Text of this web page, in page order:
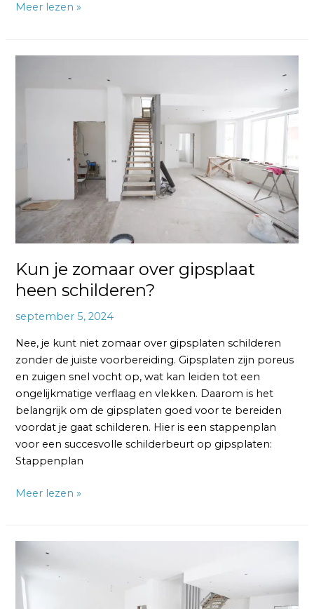
Meer lezen »
Kun je zomaar over gipsplaat
heen schilderen?
september 5, 2024
Nee, je kunt niet zomaar over gipsplaten schilderen
zonder de juiste voorbereiding. Gipsplaten zijn poreus
en zuigen snel vocht op, wat kan leiden tot een
ongelijkmatige verflaag en vlekken. Daarom is het
belangrijk om de gipsplaten goed voor te bereiden
voordat je gaat schilderen. Hier is een stappenplan
voor een succesvolle schilderbeurt op gipsplaten:
Stappenplan
schilderen?
Meer lezen »
over
gipsplaten